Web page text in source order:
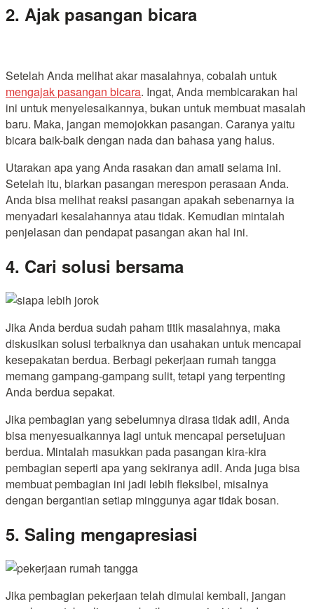
2. Ajak pasangan bicara
Setelah Anda melihat akar masalahnya, cobalah untuk
mengajak pasangan bicara. Ingat, Anda membicarakan hal
ini untuk menyelesaikannya, bukan untuk membuat masalah
baru. Maka, jangan memojokkan pasangan. Caranya yaitu
bicara baik-baik dengan nada dan bahasa yang halus.
Utarakan apa yang Anda rasakan dan amati selama ini.
Setelah itu, biarkan pasangan merespon perasaan Anda.
Anda bisa melihat reaksi pasangan apakah sebenarnya ia
menyadari kesalahannya atau tidak. Kemudian mintalah
penjelasan dan pendapat pasangan akan hal ini.
4. Cari solusi bersama
Jika Anda berdua sudah paham titik masalahnya, maka
diskusikan solusi terbaiknya dan usahakan untuk mencapai
kesepakatan berdua. Berbagi pekerjaan rumah tangga
memang gampang-gampang sulit, tetapi yang terpenting
Anda berdua sepakat.
Jika pembagian yang sebelumnya dirasa tidak adil, Anda
bisa menyesuaikannya lagi untuk mencapai persetujuan
berdua. Mintalah masukkan pada pasangan kira-kira
pembagian seperti apa yang sekiranya adil. Anda juga bisa
membuat pembagian ini jadi lebih fleksibel, misalnya
dengan bergantian setiap minggunya agar tidak bosan.
5. Saling mengapresiasi
Jika pembagian pekerjaan telah dimulai kembali, jangan